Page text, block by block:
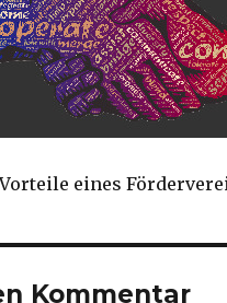
eines
Kommentar